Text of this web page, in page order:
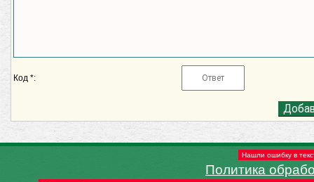
Код *:
Нашли ошибку в
Политика